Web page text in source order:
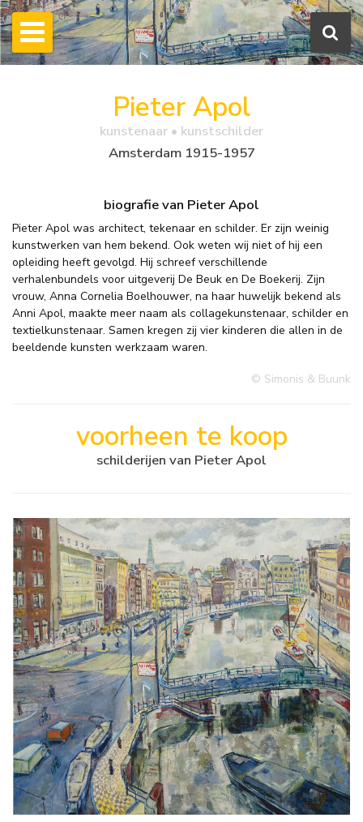
Pieter Apol
kunstenaar • kunstschilder
Amsterdam 1915-1957
biografie van Pieter Apol
Pieter Apol was architect, tekenaar en schilder. Er zijn weinig
kunstwerken van hem bekend. Ook weten wij niet of hij een
opleiding heeft gevolgd. Hij schreef verschillende
verhalenbundels voor uitgeverij De Beuk en De Boekerij. Zijn
vrouw, Anna Cornelia Boelhouwer, na haar huwelijk bekend als
Anni Apol, maakte meer naam als collagekunstenaar, schilder en
textielkunstenaar. Samen kregen zij vier kinderen die allen in de
beeldende kunsten werkzaam waren.
© Simonis & Buunk
voorheen te koop
schilderijen van Pieter Apol